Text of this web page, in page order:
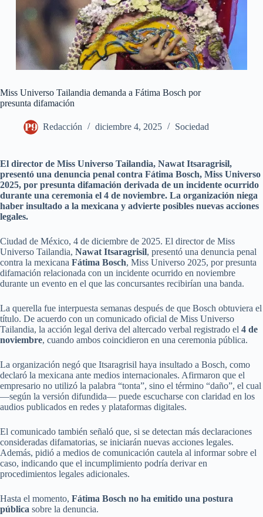
Miss Universo Tailandia demanda a Fátima Bosch por
presunta difamación
Redacción diciembre 4, 2025 Sociedad
El director de Miss Universo Tailandia, Nawat Itsaragrisil,
presentó una denuncia penal contra Fátima Bosch, Miss Universo
2025, por presunta difamación derivada de un incidente ocurrido
durante una ceremonia el 4 de noviembre. La organización niega
haber insultado a la mexicana y advierte posibles nuevas acciones
legales.
Ciudad de México, 4 de diciembre de 2025. El director de Miss
Universo Tailandia, Nawat Itsaragrisil, presentó una denuncia penal
contra la mexicana Fátima Bosch, Miss Universo 2025, por presunta
difamación relacionada con un incidente ocurrido en noviembre
durante un evento en el que las concursantes recibirían una banda.
La querella fue interpuesta semanas después de que Bosch obtuviera el
título. De acuerdo con un comunicado oficial de Miss Universo
Tailandia, la acción legal deriva del altercado verbal registrado el 4 de
noviembre, cuando ambos coincidieron en una ceremonia pública.
La organización negó que Itsaragrisil haya insultado a Bosch, como
declaró la mexicana ante medios internacionales. Afirmaron que el
empresario no utilizó la palabra “tonta”, sino el término “daño”, el cual
—según la versión difundida— puede escucharse con claridad en los
audios publicados en redes y plataformas digitales.
El comunicado también señaló que, si se detectan más declaraciones
consideradas difamatorias, se iniciarán nuevas acciones legales.
Además, pidió a medios de comunicación cautela al informar sobre el
caso, indicando que el incumplimiento podría derivar en
procedimientos legales adicionales.
Hasta el momento, Fátima Bosch no ha emitido una postura
pública sobre la denuncia.